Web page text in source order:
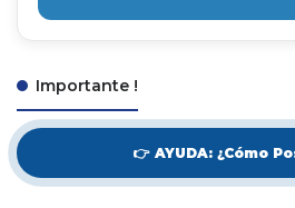
Importante !
👉 AYUDA: ¿Cómo